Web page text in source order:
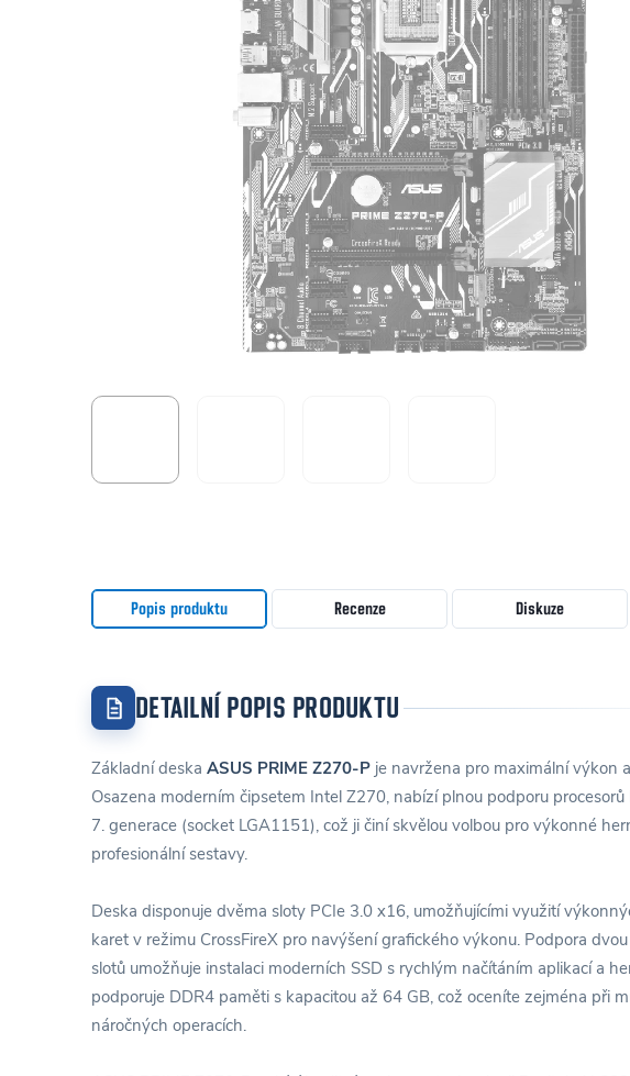
Popis produktu Recenze Diskuze
DETAILNÍ POPIS PRODUKTU
Základní deska ASUS PRIME Z270-P je navržena pro maximální výkon
Osazena moderním čipsetem Intel Z270, nabízí plnou podporu procesorů
7. generace (socket LGA1151), což ji činí skvělou volbou pro výkonné
profesionální sestavy.
Deska disponuje dvěma sloty PCIe 3.0 x16, umožňujícími využití
karet v režimu CrossFireX pro navýšení grafického výkonu. Podpora
slotů umožňuje instalaci moderních SSD s rychlým načítáním aplikací a
podporuje DDR4 paměti s kapacitou až 64 GB, což oceníte zejména při
náročných operacích.